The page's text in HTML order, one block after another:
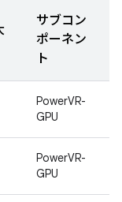
サブコン
ポーネン
ト
PowerVR-
GPU
PowerVR-
GPU